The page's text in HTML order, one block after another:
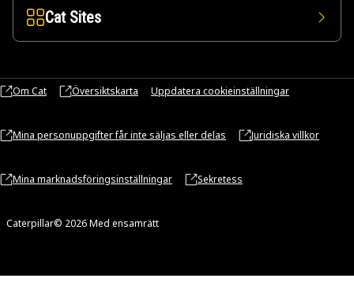
Cat Sites
Om Cat Översiktskarta Uppdatera cookieinställningar
Mina personuppgifter får inte säljas eller delas Juridiska villkor
Mina marknadsföringsinställningar Sekretess
Caterpillar© 2026 Med ensamrätt